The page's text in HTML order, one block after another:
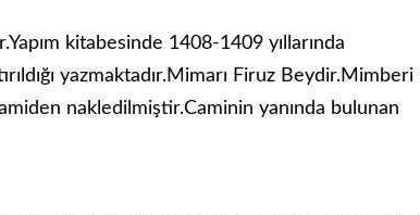
kitabesinde 1408-1409 yıllarında
yazmaktadır.Mimarı Firuz Beydir.Mimberi
nakledilmiştir.Caminin yanında bulunan